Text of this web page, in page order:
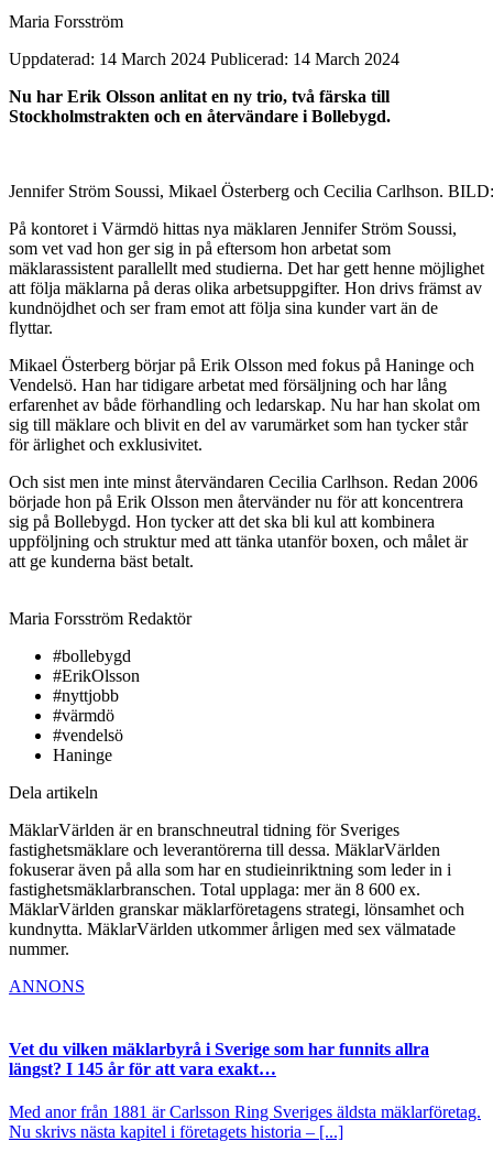
Maria Forsström
Uppdaterad: 14 March 2024 Publicerad: 14 March 2024
Nu har Erik Olsson anlitat en ny trio, två färska till
Stockholmstrakten och en återvändare i Bollebygd.
Jennifer Ström Soussi, Mikael Österberg och Cecilia Carlhson.
På kontoret i Värmdö hittas nya mäklaren Jennifer Ström Soussi,
som vet vad hon ger sig in på eftersom hon arbetat som
mäklarassistent parallellt med studierna. Det har gett henne möjlighet
att följa mäklarna på deras olika arbetsuppgifter. Hon drivs främst av
kundnöjdhet och ser fram emot att följa sina kunder vart än de
flyttar.
Mikael Österberg börjar på Erik Olsson med fokus på Haninge och
Vendelsö. Han har tidigare arbetat med försäljning och har lång
erfarenhet av både förhandling och ledarskap. Nu har han skolat om
sig till mäklare och blivit en del av varumärket som han tycker står
för ärlighet och exklusivitet.
Och sist men inte minst återvändaren Cecilia Carlhson. Redan 2006
började hon på Erik Olsson men återvänder nu för att koncentrera
sig på Bollebygd. Hon tycker att det ska bli kul att kombinera
uppföljning och struktur med att tänka utanför boxen, och målet är
att ge kunderna bäst betalt.
Maria Forsström Redaktör
#bollebygd
#ErikOlsson
#nyttjobb
#värmdö
#vendelsö
Haninge
Dela artikeln
MäklarVärlden är en branschneutral tidning för Sveriges
fastighetsmäklare och leverantörerna till dessa. MäklarVärlden
fokuserar även på alla som har en studieinriktning som leder in i
fastighetsmäklarbranschen. Total upplaga: mer än 8 600 ex.
MäklarVärlden granskar mäklarföretagens strategi, lönsamhet och
kundnytta. MäklarVärlden utkommer årligen med sex välmatade
nummer.
ANNONS
Vet du vilken mäklarbyrå i Sverige som har funnits allra
längst? I 145 år för att vara exakt…
Med anor från 1881 är Carlsson Ring Sveriges äldsta mäklarföretag.
Nu skrivs nästa kapitel i företagets historia – [...]